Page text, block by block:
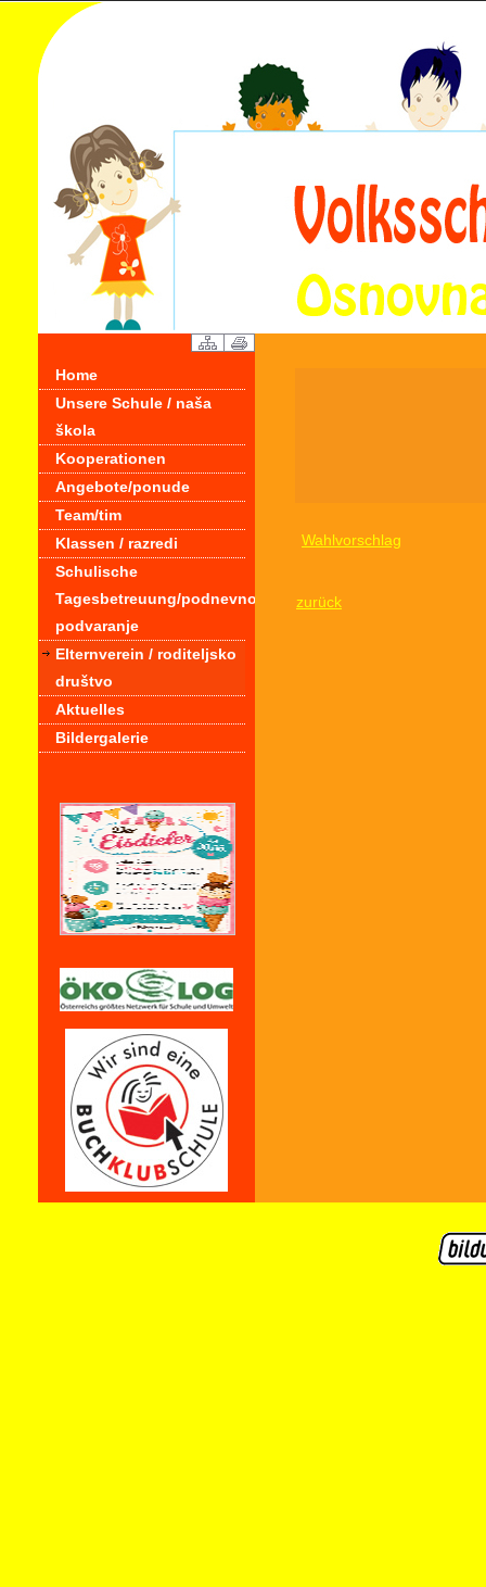
Home
Unsere Schule / naša
škola
Kooperationen
Angebote/ponude
Team/tim
Klassen / razredi
Schulische
Tagesbetreuung/podnevno
podvaranje
Elternverein / roditeljsko
društvo
Aktuelles
Bildergalerie
Wahlvorschlag
zurück